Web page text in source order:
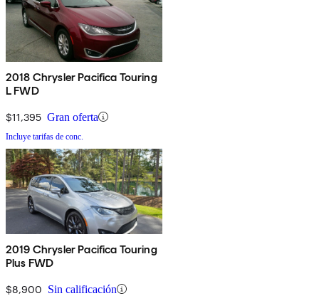
2018 Chrysler Pacifica Touring
L FWD
$11,395 Gran oferta
Incluye tarifas de conc.
2019 Chrysler Pacifica Touring
Plus FWD
$8,900 Sin calificación